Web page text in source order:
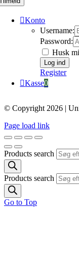
Konto
Username:
Password:
Husk
Register
Kasse0
© Copyright 2026 |
Page load link
Products search
Products search
Go to Top